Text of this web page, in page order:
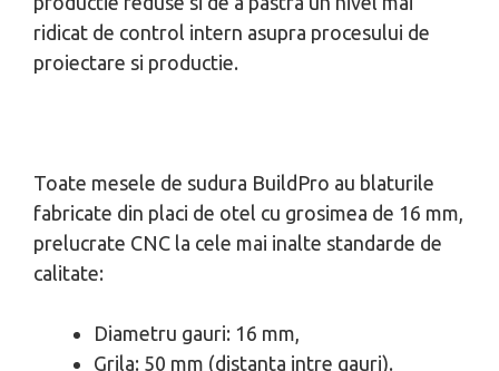
ridicat de control intern asupra procesului de
proiectare si productie.
Toate mesele de sudura BuildPro au blaturile
fabricate din placi de otel cu grosimea de 16 mm,
prelucrate CNC la cele mai inalte standarde de
calitate:
Diametru gauri: 16 mm,
Grila: 50 mm (distanta intre gauri).